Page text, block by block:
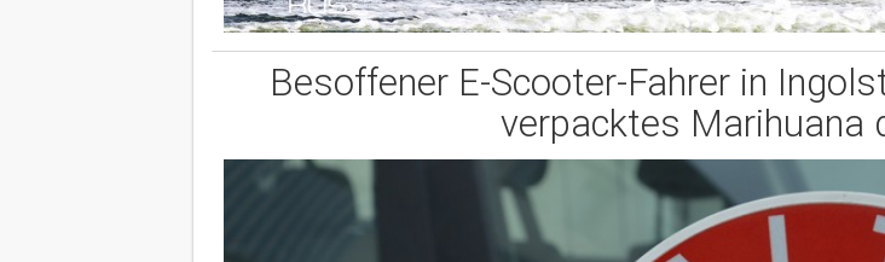
Besoffener E-Scooter-Fahrer in
verpacktes Marihuana